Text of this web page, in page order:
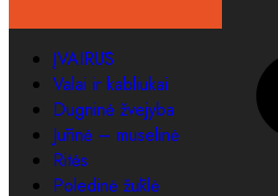
ĮVAIRŪS
Valai ir kabliukai
Dugninė žvejyba
Jūrinė – muselinė
Ritės
Poledinė žūklė